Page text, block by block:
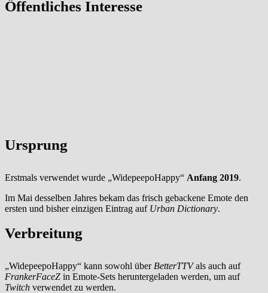
Öffentliches Interesse
Ursprung
Erstmals verwendet wurde „WidepeepoHappy“ Anfang 2019.
Im Mai desselben Jahres bekam das frisch gebackene Emote den
ersten und bisher einzigen Eintrag auf Urban Dictionary.
Verbreitung
„WidepeepoHappy“ kann sowohl über BetterTTVals auch auf
FrankerFaceZ in Emote-Sets heruntergeladen werden, um auf
Twitch verwendet zu werden.